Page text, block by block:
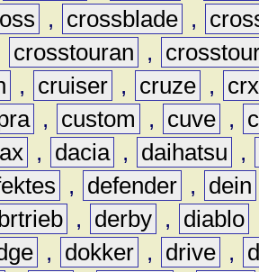
, crossblade ,
crosstouran ,
, cruiser , cruze ,
crx
, custom , cuve ,
, dacia , daihatsu
,
, defender , dein
, derby , diablo
, dokker , drive ,